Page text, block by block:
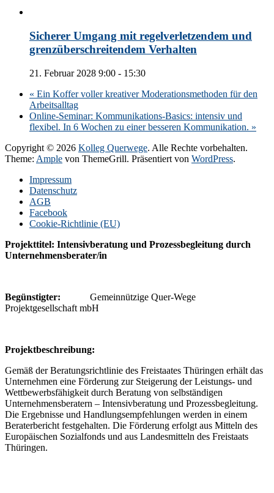
Sicherer Umgang mit regelverletzendem und
grenzüberschreitendem Verhalten
21. Februar 2028 9:00 - 15:30
« Ein Koffer voller kreativer Moderationsmethoden für den
Arbeitsalltag
Online-Seminar: Kommunikations-Basics: intensiv und
flexibel. In 6 Wochen zu einer besseren Kommunikation. »
Copyright © 2026 Kolleg Querwege. Alle Rechte vorbehalten.
Theme: Ample von ThemeGrill. Präsentiert von WordPress.
Impressum
Datenschutz
AGB
Facebook
Cookie-Richtlinie (EU)
Projekttitel: Intensivberatung und Prozessbegleitung durch
Unternehmensberater/in
Begünstigter: Gemeinnützige Quer-Wege
Projektgesellschaft mbH
Projektbeschreibung:
Gemäß der Beratungsrichtlinie des Freistaates Thüringen erhält das
Unternehmen eine Förderung zur Steigerung der Leistungs- und
Wettbewerbsfähigkeit durch Beratung von selbständigen
Unternehmensberatern – Intensivberatung und Prozessbegleitung.
Die Ergebnisse und Handlungsempfehlungen werden in einem
Beraterbericht festgehalten. Die Förderung erfolgt aus Mitteln des
Europäischen Sozialfonds und aus Landesmitteln des Freistaats
Thüringen.